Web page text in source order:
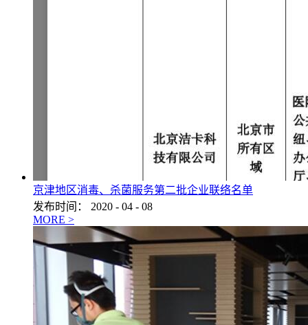
京津地区消毒、杀菌服务第二批企业联络名单
发布时间：
2020 - 04 - 08
MORE >